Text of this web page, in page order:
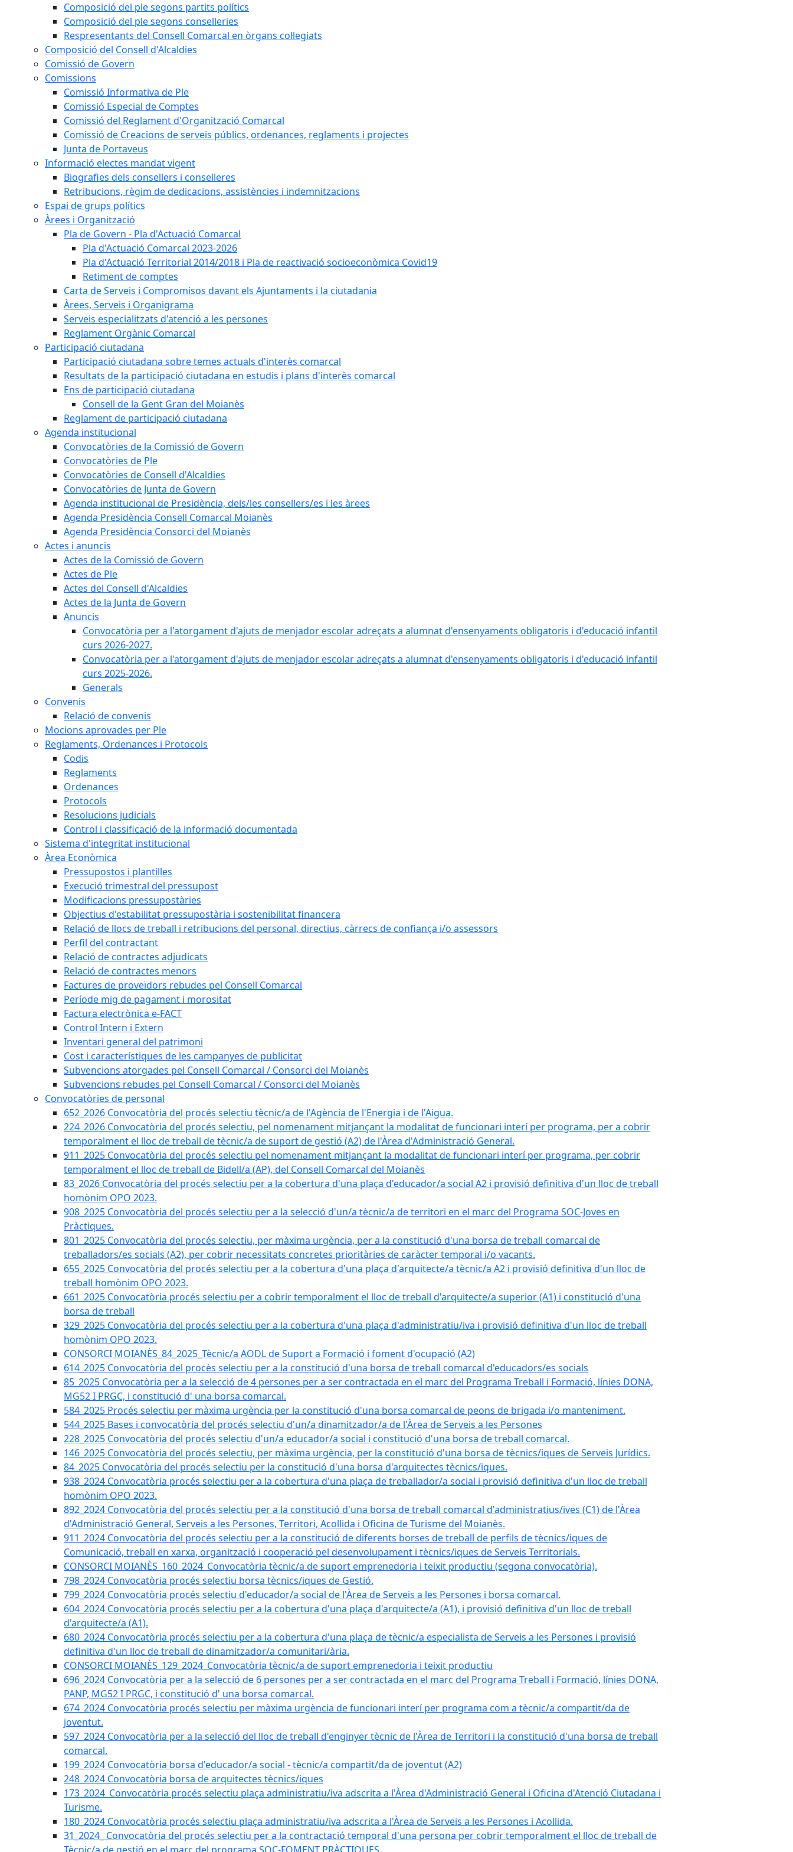
Composició del ple segons partits polítics
Composició del ple segons conselleries
Respresentants del Consell Comarcal en òrgans col·legiats
Composició del Consell d'Alcaldies
Comissió de Govern
Comissions
Comissió Informativa de Ple
Comissió Especial de Comptes
Comissió del Reglament d'Organització Comarcal
Comissió de Creacions de serveis públics, ordenances, reglaments i projectes
Junta de Portaveus
Informació electes mandat vigent
Biografies dels consellers i conselleres
Retribucions, règim de dedicacions, assistències i indemnitzacions
Espai de grups polítics
Àrees i Organització
Pla de Govern - Pla d'Actuació Comarcal
Pla d'Actuació Comarcal 2023-2026
Pla d'Actuació Territorial 2014/2018 i Pla de reactivació socioeconòmica Covid19
Retiment de comptes
Carta de Serveis i Compromisos davant els Ajuntaments i la ciutadania
Àrees, Serveis i Organigrama
Serveis especialitzats d'atenció a les persones
Reglament Orgànic Comarcal
Participació ciutadana
Participació ciutadana sobre temes actuals d'interès comarcal
Resultats de la participació ciutadana en estudis i plans d'interès comarcal
Ens de participació ciutadana
Consell de la Gent Gran del Moianès
Reglament de participació ciutadana
Agenda institucional
Convocatòries de la Comissió de Govern
Convocatòries de Ple
Convocatòries de Consell d'Alcaldies
Convocatòries de Junta de Govern
Agenda institucional de Presidència, dels/les consellers/es i les àrees
Agenda Presidència Consell Comarcal Moianès
Agenda Presidència Consorci del Moianès
Actes i anuncis
Actes de la Comissió de Govern
Actes de Ple
Actes del Consell d'Alcaldies
Actes de la Junta de Govern
Anuncis
Convocatòria per a l'atorgament d'ajuts de menjador escolar adreçats a alumnat d'ensenyaments obligatoris i d'educació infantil
curs 2026-2027.
Convocatòria per a l'atorgament d'ajuts de menjador escolar adreçats a alumnat d'ensenyaments obligatoris i d'educació infantil
curs 2025-2026.
Generals
Convenis
Relació de convenis
Mocions aprovades per Ple
Reglaments, Ordenances i Protocols
Codis
Reglaments
Ordenances
Protocols
Resolucions judicials
Control i classificació de la informació documentada
Sistema d'integritat institucional
Àrea Econòmica
Pressupostos i plantilles
Execució trimestral del pressupost
Modificacions pressupostàries
Objectius d'estabilitat pressupostària i sostenibilitat financera
Relació de llocs de treball i retribucions del personal, directius, càrrecs de confiança i/o assessors
Perfil del contractant
Relació de contractes adjudicats
Relació de contractes menors
Factures de proveïdors rebudes pel Consell Comarcal
Període mig de pagament i morositat
Factura electrònica e-FACT
Control Intern i Extern
Inventari general del patrimoni
Cost i característiques de les campanyes de publicitat
Subvencions atorgades pel Consell Comarcal / Consorci del Moianès
Subvencions rebudes pel Consell Comarcal / Consorci del Moianès
Convocatòries de personal
652_2026 Convocatòria del procés selectiu tècnic/a de l'Agència de l'Energia i de l'Aigua.
224_2026 Convocatòria del procés selectiu, pel nomenament mitjançant la modalitat de funcionari interí per programa, per a cobrir
temporalment el lloc de treball de tècnic/a de suport de gestió (A2) de l'Àrea d'Administració General.
911_2025 Convocatòria del procés selectiu pel nomenament mitjançant la modalitat de funcionari interí per programa, per cobrir
temporalment el lloc de treball de Bidell/a (AP), del Consell Comarcal del Moianès
83_2026 Convocatòria del procés selectiu per a la cobertura d'una plaça d'educador/a social A2 i provisió definitiva d'un lloc de treball
homònim OPO 2023.
908_2025 Convocatòria del procés selectiu per a la selecció d'un/a tècnic/a de territori en el marc del Programa SOC-Joves en
Pràctiques.
801_2025 Convocatòria del procés selectiu, per màxima urgència, per a la constitució d'una borsa de treball comarcal de
treballadors/es socials (A2), per cobrir necessitats concretes prioritàries de caràcter temporal i/o vacants.
655_2025 Convocatòria del procés selectiu per a la cobertura d'una plaça d'arquitecte/a tècnic/a A2 i provisió definitiva d'un lloc de
treball homònim OPO 2023.
661_2025 Convocatòria procés selectiu per a cobrir temporalment el lloc de treball d'arquitecte/a superior (A1) i constitució d'una
borsa de treball
329_2025 Convocatòria del procés selectiu per a la cobertura d'una plaça d'administratiu/iva i provisió definitiva d'un lloc de treball
homònim OPO 2023.
CONSORCI MOIANÈS_84_2025_Tècnic/a AODL de Suport a Formació i foment d'ocupació (A2)
614_2025 Convocatòria del procès selectiu per a la constitució d'una borsa de treball comarcal d'educadors/es socials
85_2025 Convocatòria per a la selecció de 4 persones per a ser contractada en el marc del Programa Treball i Formació, línies DONA,
MG52 I PRGC, i constitució d' una borsa comarcal.
584_2025 Procés selectiu per màxima urgència per la constitució d'una borsa comarcal de peons de brigada i/o manteniment.
544_2025 Bases i convocatòria del procés selectiu d'un/a dinamitzador/a de l'Àrea de Serveis a les Persones
228_2025 Convocatòria del procés selectiu d'un/a educador/a social i constitució d'una borsa de treball comarcal.
146_2025 Convocatòria del procés selectiu, per màxima urgència, per la constitució d'una borsa de tècnics/iques de Serveis Jurídics.
84_2025 Convocatòria del procés selectiu per la constitució d'una borsa d'arquitectes tècnics/iques.
938_2024 Convocatòria procés selectiu per a la cobertura d'una plaça de treballador/a social i provisió definitiva d'un lloc de treball
homònim OPO 2023.
892_2024 Convocatòria del procés selectiu per a la constitució d'una borsa de treball comarcal d'administratius/ives (C1) de l'Àrea
d'Administració General, Serveis a les Persones, Territori, Acollida i Oficina de Turisme del Moianès.
911_2024 Convocatòria del procés selectiu per a la constitució de diferents borses de treball de perfils de tècnics/iques de
Comunicació, treball en xarxa, organització i cooperació pel desenvolupament i tècnics/iques de Serveis Territorials.
CONSORCI MOIANÈS_160_2024_Convocatòria tècnic/a de suport emprenedoria i teixit productiu (segona convocatòria).
798_2024 Convocatòria procés selectiu borsa tècnics/iques de Gestió.
799_2024 Convocatòria procés selectiu d'educador/a social de l'Àrea de Serveis a les Persones i borsa comarcal.
604_2024 Convocatòria procés selectiu per a la cobertura d'una plaça d'arquitecte/a (A1), i provisió definitiva d'un lloc de treball
d'arquitecte/a (A1).
680_2024 Convocatòria procés selectiu per a la cobertura d'una plaça de tècnic/a especialista de Serveis a les Persones i provisió
definitiva d'un lloc de treball de dinamitzador/a comunitari/ària.
CONSORCI MOIANÈS_129_2024_Convocatòria tècnic/a de suport emprenedoria i teixit productiu
696_2024 Convocatòria per a la selecció de 6 persones per a ser contractada en el marc del Programa Treball i Formació, línies DONA,
PANP, MG52 I PRGC, i constitució d' una borsa comarcal.
674_2024 Convocatòria procés selectiu per màxima urgència de funcionari interí per programa com a tècnic/a compartit/da de
joventut.
597_2024 Convocatòria per a la selecció del lloc de treball d'enginyer tècnic de l'Àrea de Territori i la constitució d'una borsa de treball
comarcal.
199_2024 Convocatòria borsa d'educador/a social - tècnic/a compartit/da de joventut (A2)
248_2024 Convocatòria borsa de arquitectes tècnics/iques
173_2024_Convocatòria procés selectiu plaça administratiu/iva adscrita a l'Àrea d'Administració General i Oficina d'Atenció Ciutadana i
Turisme.
180_2024 Convocatòria procés selectiu plaça administratiu/iva adscrita a l'Àrea de Serveis a les Persones i Acollida.
31_2024_ Convocatòria del procés selectiu per a la contractació temporal d'una persona per cobrir temporalment el lloc de treball de